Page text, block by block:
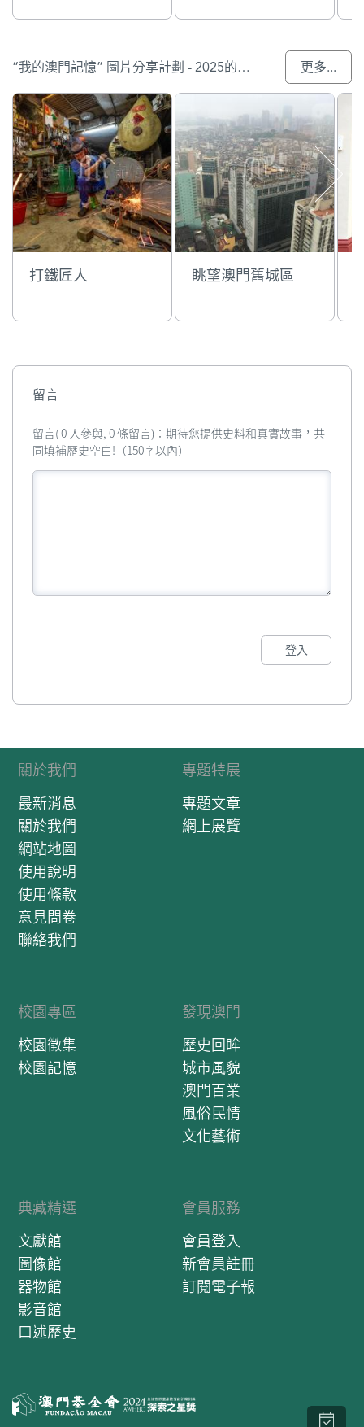
“我的澳門記憶” 圖片分享計劃 - 2025的參與作品 更多...
打鐵匠人 眺望澳門舊城區
留言
留言( 0 人參與, 0 條留言)：期待您提供史料和真實故事，共
同填補歷史空白!（150字以內）
登入
關於我們
最新消息
關於我們
網站地圖
使用說明
使用條款
意見問卷
聯絡我們
專題特展
專題文章
網上展覽
校園專區
校園徵集
校園記憶
發現澳門
歷史回眸
城市風貌
澳門百業
風俗民情
文化藝術
典藏精選
文獻館
圖像館
器物館
影音館
口述歷史
會員服務
會員登入
新會員註冊
訂閱電子報